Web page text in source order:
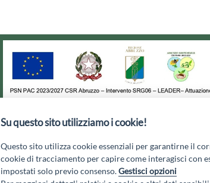
Privacy Policy|
Su questo sito utilizziamo i cookie!
Questo sito utilizza cookie essenziali per garantirne il
cookie di tracciamento per capire come interagisci con
impostati solo previo consenso.Gestisci opzioni